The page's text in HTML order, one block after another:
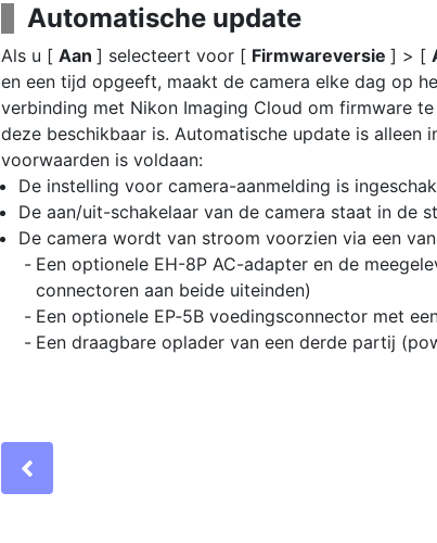
Automatische update
Als u [ Aan ] selecteert voor [ Firmwareversie ] > [
en een tijd opgeeft, maakt de camera elke dag op
verbinding met Nikon Imaging Cloud om firmware
deze beschikbaar is. Automatische update is alleen
voorwaarden is voldaan:
De instelling voor camera-aanmelding is
De aan/uit-schakelaar van de camera staat in de
De camera wordt van stroom voorzien via een
Een optionele EH-8P AC-adapter en de
connectoren aan beide uiteinden)
Een optionele EP‑5B voedingsconnector met
Een draagbare oplader van een derde partij